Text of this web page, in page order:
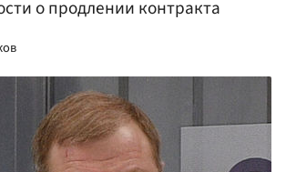
о продлении контракта